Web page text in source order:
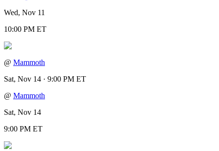
Wed, Nov 11
10:00 PM ET
@ Mammoth
Sat, Nov 14 · 9:00 PM ET
@ Mammoth
Sat, Nov 14
9:00 PM ET